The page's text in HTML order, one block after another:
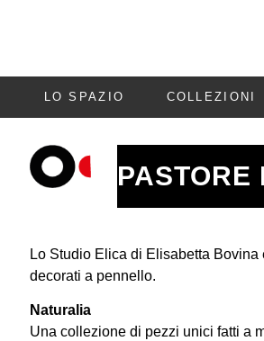
LO SPAZIO COLLEZIONI
PASTORE
Lo Studio Elica di Elisabetta
decorati a pennello.
Naturalia
Una collezione di pezzi unici fatti a